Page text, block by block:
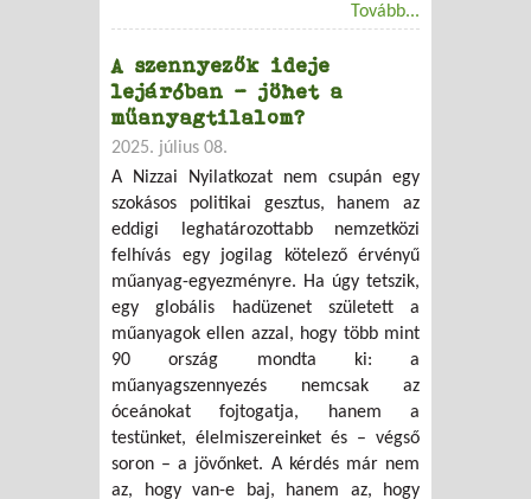
Tovább...
A szennyezők ideje
lejáróban – jöhet a
műanyagtilalom?
2025. július 08.
A Nizzai Nyilatkozat nem csupán egy
szokásos politikai gesztus, hanem az
eddigi leghatározottabb nemzetközi
felhívás egy jogilag kötelező érvényű
műanyag-egyezményre. Ha úgy tetszik,
egy globális hadüzenet született a
műanyagok ellen azzal, hogy több mint
90 ország mondta ki: a
műanyagszennyezés nemcsak az
óceánokat fojtogatja, hanem a
testünket, élelmiszereinket és – végső
soron – a jövőnket. A kérdés már nem
az, hogy van-e baj, hanem az, hogy